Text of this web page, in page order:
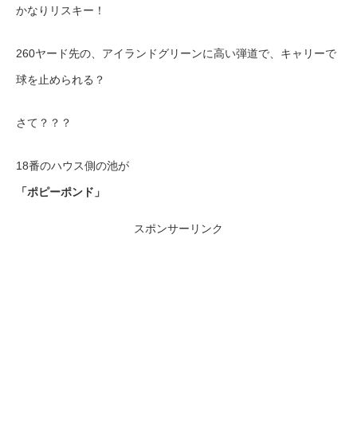
かなりリスキー！
260ヤード先の、アイランドグリーンに高い弾道で、キャリーで
球を止められる？
さて？？？
18番のハウス側の池が
「ポピーポンド」
スポンサーリンク